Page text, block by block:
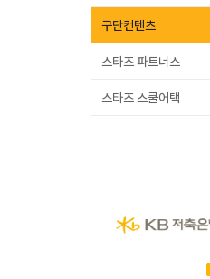
구단컨텐츠
스타즈 파트너스
스타즈 스쿨어택